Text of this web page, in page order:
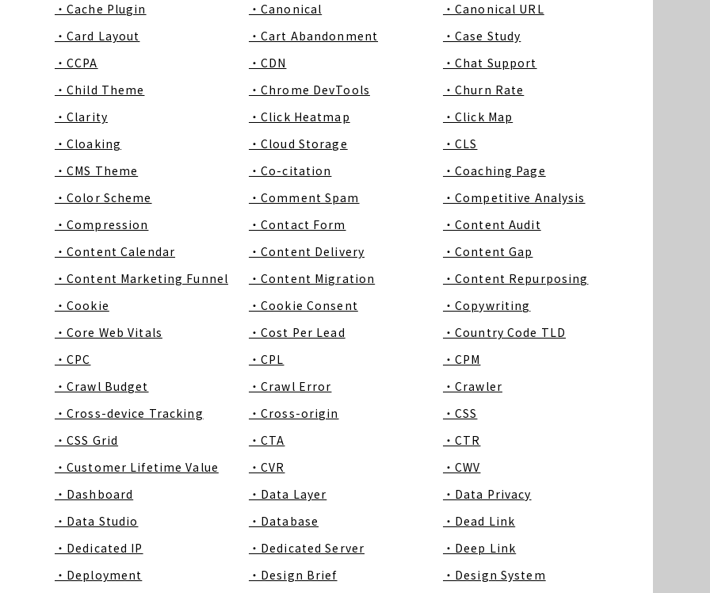
・Cache Plugin
・Canonical
・Canonical URL
・Card Layout
・Cart Abandonment
・Case Study
・CCPA
・CDN
・Chat Support
・Child Theme
・Chrome DevTools
・Churn Rate
・Clarity
・Click Heatmap
・Click Map
・Cloaking
・Cloud Storage
・CLS
・CMS Theme
・Co-citation
・Coaching Page
・Color Scheme
・Comment Spam
・Competitive Analysis
・Compression
・Contact Form
・Content Audit
・Content Calendar
・Content Delivery
・Content Gap
・Content Marketing Funnel
・Content Migration
・Content Repurposing
・Cookie
・Cookie Consent
・Copywriting
・Core Web Vitals
・Cost Per Lead
・Country Code TLD
・CPC
・CPL
・CPM
・Crawl Budget
・Crawl Error
・Crawler
・Cross-device Tracking
・Cross-origin
・CSS
・CSS Grid
・CTA
・CTR
・Customer Lifetime Value
・CVR
・CWV
・Dashboard
・Data Layer
・Data Privacy
・Data Studio
・Database
・Dead Link
・Dedicated IP
・Dedicated Server
・Deep Link
・Deployment
・Design Brief
・Design System